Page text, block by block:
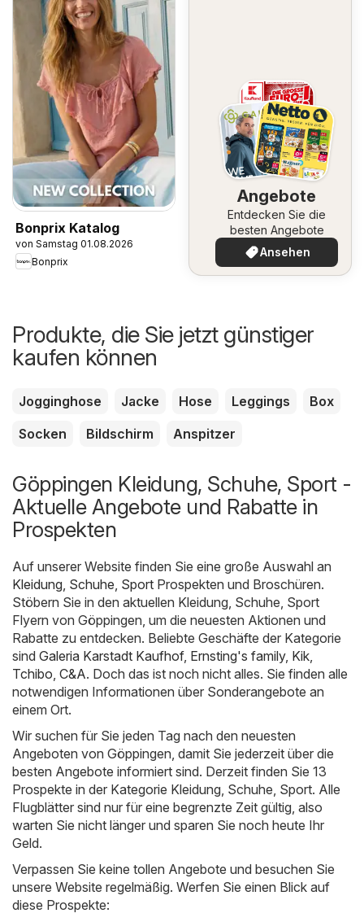
Bonprix Katalog
von Samstag 01.08.2026
Bonprix
Angebote
Entdecken Sie die
besten Angebote
Ansehen
Produkte, die Sie jetzt günstiger
kaufen können
Jogginghose Jacke Hose Leggings
Box
Socken
Bildschirm Anspitzer
Göppingen Kleidung, Schuhe, Sport -
Aktuelle Angebote und Rabatte in
Prospekten
Auf unserer Website finden Sie eine große Auswahl an
Kleidung, Schuhe, Sport Prospekten und Broschüren.
Stöbern Sie in den aktuellen Kleidung, Schuhe, Sport
Flyern von Göppingen, um die neuesten Aktionen und
Rabatte zu entdecken. Beliebte Geschäfte der Kategorie
sind Galeria Karstadt Kaufhof, Ernsting's family, Kik,
Tchibo, C&A. Doch das ist noch nicht alles. Sie finden alle
notwendigen Informationen über Sonderangebote an
einem Ort.
Wir suchen für Sie jeden Tag nach den neuesten
Angeboten von Göppingen, damit Sie jederzeit über die
besten Angebote informiert sind. Derzeit finden Sie 13
Prospekte in der Kategorie Kleidung, Schuhe, Sport. Alle
Flugblätter sind nur für eine begrenzte Zeit gültig, also
warten Sie nicht länger und sparen Sie noch heute Ihr
Geld.
Verpassen Sie keine tollen Angebote und besuchen Sie
unsere Website regelmäßig. Werfen Sie einen Blick auf
diese Prospekte: